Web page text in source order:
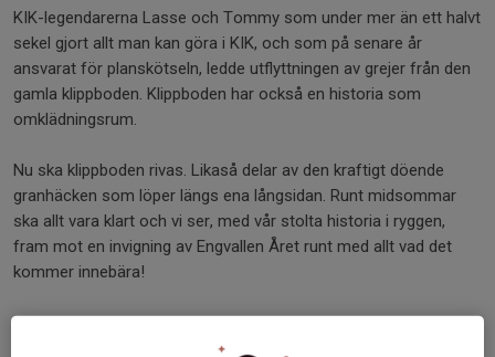
KIK-legendarerna Lasse och Tommy som under mer än ett halvt
sekel gjort allt man kan göra i KIK, och som på senare år
ansvarat för planskötseln, ledde utflyttningen av grejer från den
gamla klippboden. Klippboden har också en historia som
omklädningsrum.
Nu ska klippboden rivas. Likaså delar av den kraftigt döende
granhäcken som löper längs ena långsidan. Runt midsommar
ska allt vara klart och vi ser, med vår stolta historia i ryggen,
fram mot en invigning av Engvallen Året runt med allt vad det
kommer innebära!
/ Alex Bengtsson, fotbollssektionen.